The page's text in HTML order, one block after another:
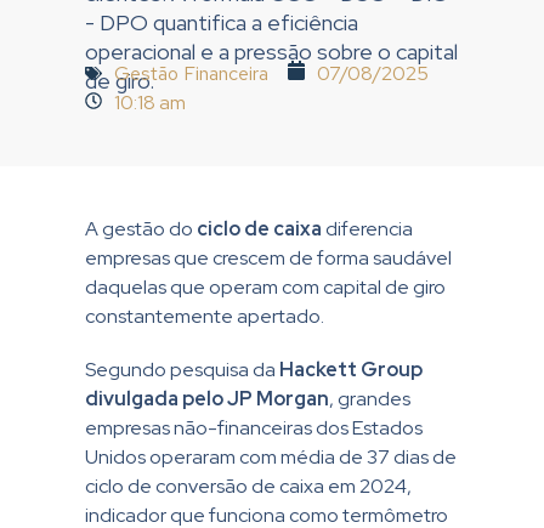
- DPO quantifica a eficiência
operacional e a pressão sobre o capital
de giro.
Gestão Financeira
07/08/2025
10:18 am
A gestão do ciclo de caixa diferencia
empresas que crescem de forma saudável
daquelas que operam com capital de giro
constantemente apertado.
Segundo pesquisa da Hackett Group
divulgada pelo JP Morgan, grandes
empresas não-financeiras dos Estados
Unidos operaram com média de 37 dias de
ciclo de conversão de caixa em 2024,
indicador que funciona como termômetro